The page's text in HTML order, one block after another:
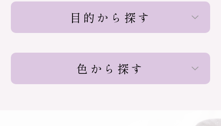
目的から探す
色から探す